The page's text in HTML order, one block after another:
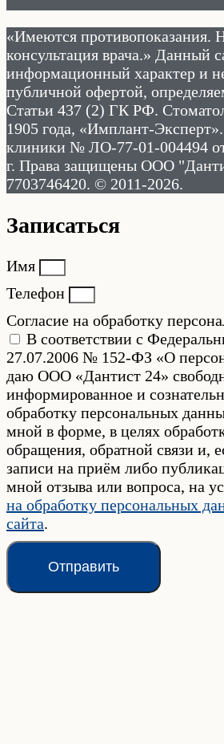
«Имеются противопоказания.
консультация врача.» Данный
информационный характер и
публичной офертой,
Статьи 437 (2) ГК РФ.
1905 года, «Имплант-
клиники № ЛО-77-01-004494 от
г. Права защищены ООО
7703746420. © 2011-2026.
Записаться
Имя
Телефон
Согласие на обработку
В соответствии с
27.07.2006 № 152-ФЗ «О
даю ООО «Дантист 24»
информированное и
обработку персональных
мной в форме, в целях
обращения, обратной связи и,
записи на приём либо
мной отзыва или вопроса, на
на обработку персональных
сайта.
Отправить